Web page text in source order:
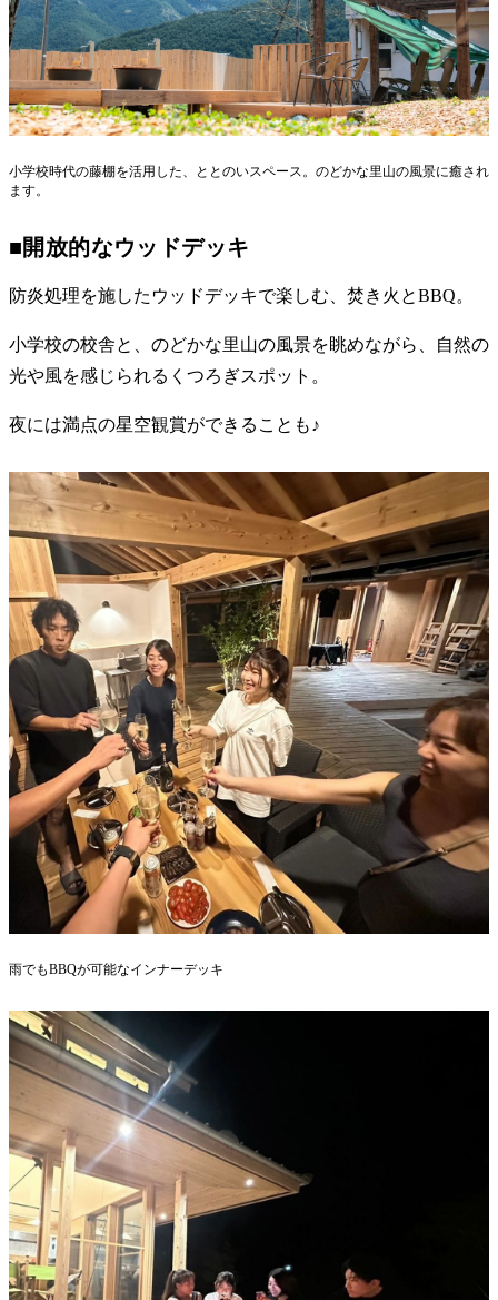
小学校時代の藤棚を活用した、ととのいスペース。のどかな里山の風景に癒され
ます。
■開放的なウッドデッキ
防炎処理を施したウッドデッキで楽しむ、焚き火とBBQ。
小学校の校舎と、のどかな里山の風景を眺めながら、自然の
光や風を感じられるくつろぎスポット。
夜には満点の星空観賞ができることも♪
雨でもBBQが可能なインナーデッキ